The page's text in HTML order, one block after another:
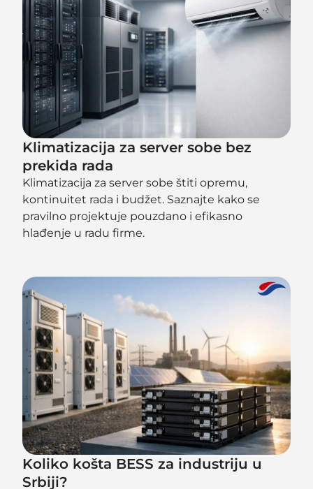
Klimatizacija za server sobe bez
prekida rada
Klimatizacija za server sobe štiti opremu,
kontinuitet rada i budžet. Saznajte kako se
pravilno projektuje pouzdano i efikasno
hlađenje u radu firme.
Koliko košta BESS za industriju u
Srbiji?